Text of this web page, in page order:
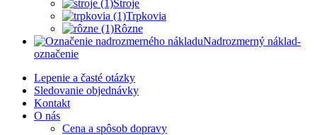
Stroje
Trpkovia
Rôzne
Nadrozmerný náklad-
označenie
Lepenie a časté otázky
Sledovanie objednávky
Kontakt
O nás
Cena a spôsob dopravy